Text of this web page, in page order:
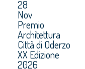
28
Nov
Premio
Architettura
Città di Oderzo
XX Edizione
2026